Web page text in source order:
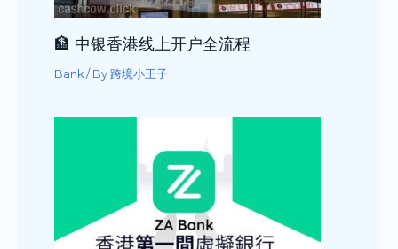
🏦 中银香港线上开户全流程
Bank / By跨境小王子